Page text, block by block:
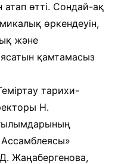
атап өтті. Сондай-ақ
өркендеуін,
және
қамтамасыз
тарихи-
Н.
Ассамблеясы»
Жаңабергенова,